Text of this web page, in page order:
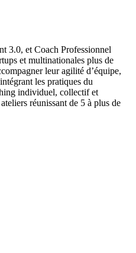
3.0, et Coach Professionnel
et multinationales plus de
leur agilité d’équipe,
les pratiques du
individuel, collectif et
réunissant de 5 à plus de